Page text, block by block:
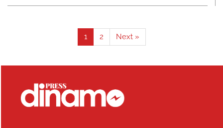
1 2 Next »